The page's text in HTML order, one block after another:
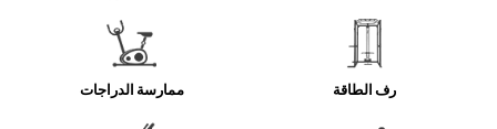
رف الطاقة ممارسة الدراجات